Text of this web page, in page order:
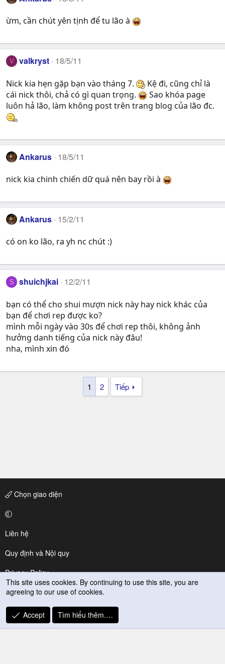
ừm, cần chút yên tịnh để tu lão à
V valkryst 18/5/11
Nick kia hẹn gặp bạn vào tháng 7.
Kệ đi, cũng chỉ là
cái nick thôi, chả có gì quan trọng.
Sao khóa page
luôn hả lão, làm không post trên trang blog của lão đc.
Ankarus 18/5/11
nick kia chinh chiến dữ quá nên bay rồi à
Ankarus 15/2/11
có on ko lão, ra yh nc chút :)
S shuichjkai 12/2/11
bạn có thể cho shui mượn nick này hay nick khác của
bạn để chơi rep được ko?
mình mỗi ngày vào 30s để chơi rep thôi, không ảnh
hưởng danh tiếng của nick này đâu!
nha, mình xin đó
1 2 Tiếp
Chọn giao diện
Liên hệ
Quy định và Nội quy
Privacy Policy
Trợ giúp
R
S
This site uses cookies. By continuing to use this site, you are
agreeing to our use of cookies.
Accept Tìm hiểu thêm.…